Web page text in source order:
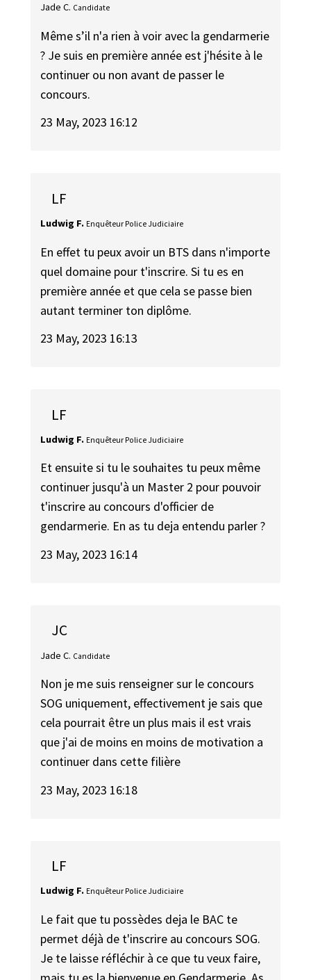
Jade C. Candidate
Même s’il n'a rien à voir avec la gendarmerie
? Je suis en première année est j'hésite à le
continuer ou non avant de passer le
concours.
23 May, 2023 16:12
LF
Ludwig F. Enquêteur Police Judiciaire
En effet tu peux avoir un BTS dans n'importe
quel domaine pour t'inscrire. Si tu es en
première année et que cela se passe bien
autant terminer ton diplôme.
23 May, 2023 16:13
LF
Ludwig F. Enquêteur Police Judiciaire
Et ensuite si tu le souhaites tu peux même
continuer jusqu'à un Master 2 pour pouvoir
t'inscrire au concours d'officier de
gendarmerie. En as tu deja entendu parler ?
23 May, 2023 16:14
JC
Jade C. Candidate
Non je me suis renseigner sur le concours
SOG uniquement, effectivement je sais que
cela pourrait être un plus mais il est vrais
que j'ai de moins en moins de motivation a
continuer dans cette filière
23 May, 2023 16:18
LF
Ludwig F. Enquêteur Police Judiciaire
Le fait que tu possèdes deja le BAC te
permet déjà de t'inscrire au concours SOG.
Je te laisse réfléchir à ce que tu veux faire,